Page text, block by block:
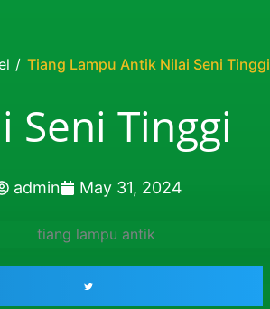
/ Tiang Lampu Antik Nilai Seni Tinggi
Seni Tinggi
admin May 31, 2024